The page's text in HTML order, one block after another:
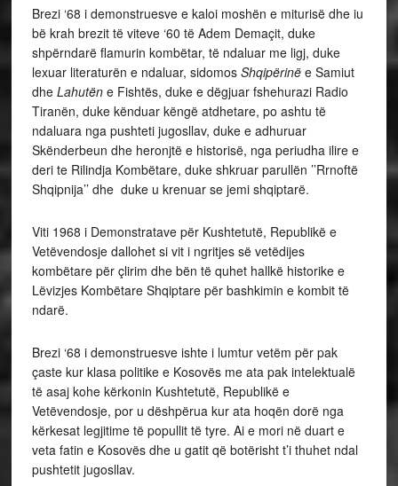
Brezi ‘68 i demonstruesve e kaloi moshën e miturisë dhe iu
bë krah brezit të viteve ‘60 të Adem Demaçit, duke
shpërndarë flamurin kombëtar, të ndaluar me ligj, duke
lexuar literaturën e ndaluar, sidomos Shqipërinëe Samiut
dhe Lahutën e Fishtës, duke e dëgjuar fshehurazi Radio
Tiranën, duke kënduar këngë atdhetare, po ashtu të
ndaluara nga pushteti jugosllav, duke e adhuruar
Skënderbeun dhe heronjtë e historisë, nga periudha ilire e
deri te Rilindja Kombëtare, duke shkruar parullën ’’Rrnoftë
Shqipnija’’ dhe duke u krenuar se jemi shqiptarë.
Viti 1968 i Demonstratave për Kushtetutë, Republikë e
Vetëvendosje dallohet si vit i ngritjes së vetëdijes
kombëtare për çlirim dhe bën të quhet hallkë historike e
Lëvizjes Kombëtare Shqiptare për bashkimin e kombit të
ndarë.
Brezi ‘68 i demonstruesve ishte i lumtur vetëm për pak
çaste kur klasa politike e Kosovës me ata pak intelektualë
të asaj kohe kërkonin Kushtetutë, Republikë e
Vetëvendosje, por u dëshpërua kur ata hoqën dorë nga
kërkesat legjitime të popullit të tyre. Ai e mori në duart e
veta fatin e Kosovës dhe u gatit që botërisht t’i thuhet ndal
pushtetit jugosllav.